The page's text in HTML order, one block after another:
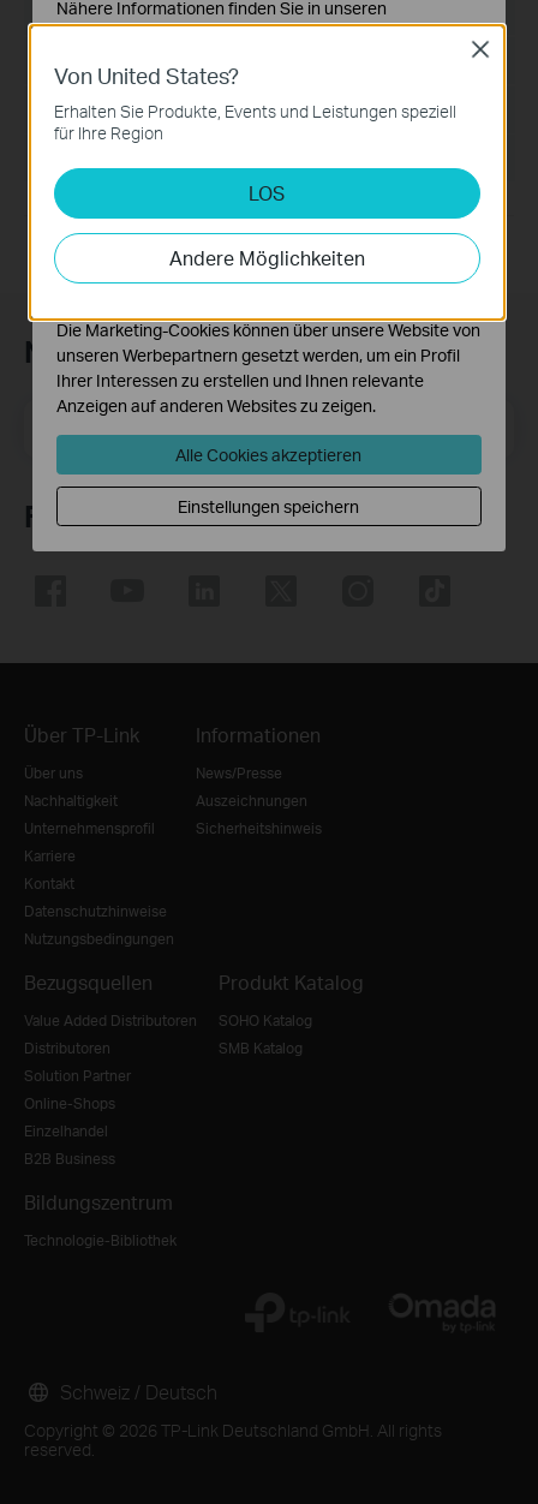
Datum der Veröffentlichung:2018-02-07
Dateigröße:46.04 MB
Newsletter abonnieren
E-Mail-Adresse Registrieren
Folge uns
Über TP-Link
Über uns
Nachhaltigkeit
Unternehmensprofil
Karriere
Kontakt
Datenschutzhinweise
Nutzungsbedingungen
Informationen
News/Presse
Auszeichnungen
Sicherheitshinweis
Bezugsquellen
Value Added Distributoren
Distributoren
Solution Partner
Online-Shops
Einzelhandel
B2B Business
Produkt Katalog
SOHO Katalog
SMB Katalog
Bildungszentrum
Technologie-Bibliothek
Copyright © 2026 TP-Link Deutschland GmbH. All rights
reserved.
Schweiz / Deutsch
Von United States?
Erhalten Sie Produkte, Events und Leistungen speziell
für Ihre Region
LOS
Andere Möglichkeiten
Close
Nähere Informationen finden Sie in unseren
Datenschutzhinweisen.
Notwendige Cookies
Diese Cookies sind zur Funktion der Website
erforderlich und können in Ihren Systemen nicht
Analyse- und Marketing-Cookies
Analyse-Cookies ermöglichen es uns, Ihre Aktivitäten
auf unserer Website zu analysieren, um die
Funktionsweise unserer Website zu verbessern und
Die Marketing-Cookies können über unsere Website von
unseren Werbepartnern gesetzt werden, um ein Profil
Ihrer Interessen zu erstellen und Ihnen relevante
Anzeigen auf anderen Websites zu zeigen.
Alle Cookies akzeptieren
Einstellungen speichern